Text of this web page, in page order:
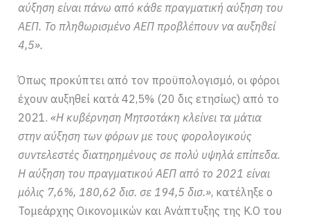
αύξηση είναι πάνω από κάθε πραγματική αύξηση του
ΑΕΠ. Το πληθωρισμένο ΑΕΠ προβλέπουν να αυξηθεί
4,5».
Όπως προκύπτει από τον προϋπολογισμό, οι φόροι
έχουν αυξηθεί κατά 42,5% (20 δις ετησίως) από το
2021.«Η κυβέρνηση Μητσοτάκη κλείνει τα μάτια
στην αύξηση των φόρων με τους φορολογικούς
συντελεστές διατηρημένους σε πολύ υψηλά επίπεδα.
Η αύξηση του πραγματικού ΑΕΠ από το 2021 είναι
μόλις 7,6%, 180,62 δισ. σε 194,5 δισ.», κατέληξε ο
Τομεάρχης Οικονομικών και Ανάπτυξης της Κ.Ο του